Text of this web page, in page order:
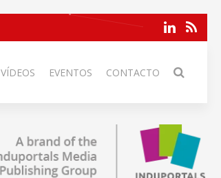
VÍDEOS EVENTOS CONTACTO